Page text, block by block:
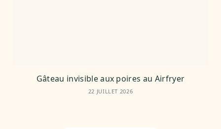
Gâteau invisible aux poires au Airfryer
22 JUILLET 2026